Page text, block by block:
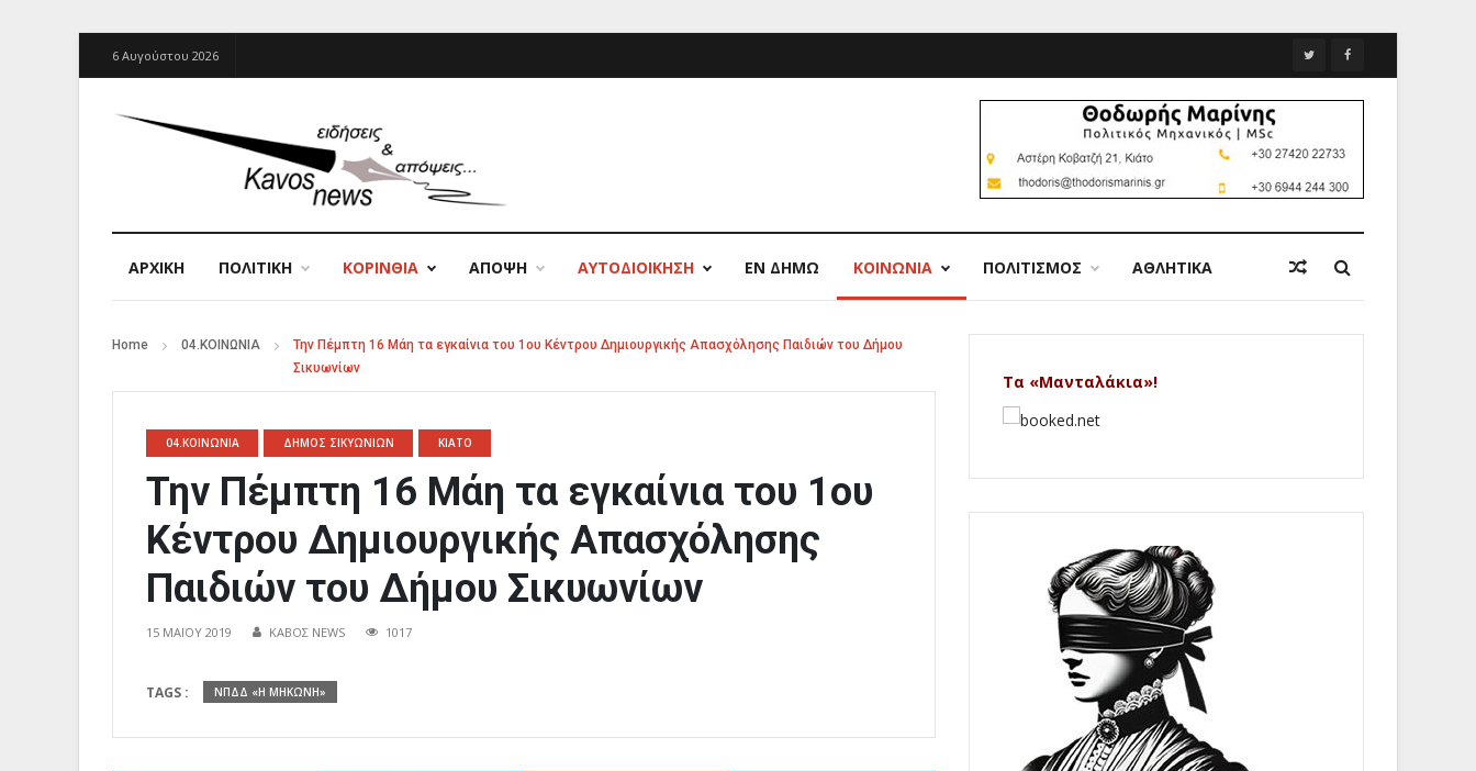
6 Αυγούστου 2026
ΑΡΧΙΚΉ ΠΟΛΙΤΙΚΗ ΚΟΡΙΝΘΙΑ ΑΠΟΨΗ ΑΥΤΟΔΙΟΙΚΗΣΗ ΕΝ ΔΗΜΩ ΚΟΙΝΩΝΙΑ ΠΟΛΙΤΙΣΜΟΣ ΑΘΛΗΤΙΚΑ
Home 04.ΚΟΙΝΩΝΙΑ
Την Πέμπτη 16 Μάη τα εγκαίνια του 1ου Κέντρου Δημιουργικής Απασχόλησης Παιδιών του Δήμου
Σικυωνίων
04.ΚΟΙΝΩΝΙΑ ΔΗΜΟΣ ΣΙΚΥΩΝΙΩΝ ΚΙΑΤΟ
Την Πέμπτη 16 Μάη τα εγκαίνια του 1ου
Κέντρου Δημιουργικής Απασχόλησης
Παιδιών του Δήμου Σικυωνίων
15 ΜΑΪ́ΟΥ 2019 ΚΑΒΟΣ NEWS 1017
TAGS : ΝΠΔΔ «Η ΜΗΚΩΝΗ»
Τα «Μανταλάκια»!